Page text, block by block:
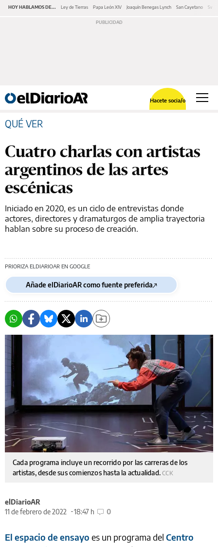
HOY HABLAMOS DE... Ley de Tierras Papa León XIV Joaquín Benegas Lynch San Cayetano
Hacete socia/o
QUÉ VER
Cuatro charlas con artistas
argentinos de las artes
escénicas
Iniciado en 2020, es un ciclo de entrevistas donde
actores, directores y dramaturgos de amplia trayectoria
hablan sobre su proceso de creación.
PRIORIZA ELDIARIOAR EN GOOGLE
Añade elDiarioAR como fuente preferida
Cada programa incluye un recorrido por las carreras de los
artistas, desde sus comienzos hasta la actualidad.CCK
elDiarioAR
11 de febrero de 2022
18:47 h 0
El espacio de ensayo es un programa del Centro